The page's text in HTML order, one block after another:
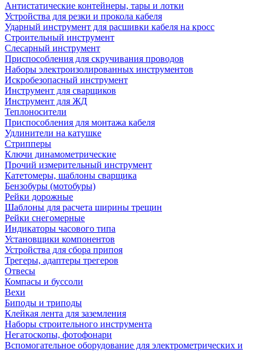
Антистатические контейнеры, тары и лотки
Устройства для резки и прокола кабеля
Ударный инструмент для расшивки кабеля на кросс
Строительный инструмент
Слесарный инструмент
Приспособления для скручивания проводов
Наборы электроизолированных инструментов
Искробезопасный инструмент
Инструмент для сварщиков
Инструмент для ЖД
Теплоносители
Приспособления для монтажа кабеля
Удлинители на катушке
Стрипперы
Ключи динамометрические
Прочий измерительный инструмент
Катетомеры, шаблоны сварщика
Бензобуры (мотобуры)
Рейки дорожные
Шаблоны для расчета ширины трещин
Рейки снегомерные
Индикаторы часового типа
Установщики компонентов
Устройства для сбора припоя
Трегеры, адаптеры трегеров
Отвесы
Компасы и буссоли
Вехи
Биподы и триподы
Клейкая лента для заземления
Наборы строительного инструмента
Негатоскопы, фотофонари
Вспомогательное оборудование для электрометрических и